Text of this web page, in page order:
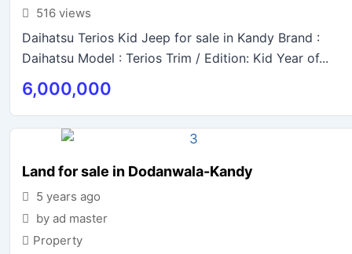
516 views
Daihatsu Terios Kid Jeep for sale in Kandy Brand :
Daihatsu Model : Terios Trim / Edition: Kid Year of...
6,000,000
Land for sale in Dodanwala-Kandy
5 years ago
by ad master
Property